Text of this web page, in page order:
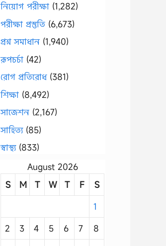
নিয়োগ পরীক্ষা (1,282)
পরীক্ষা প্রস্তুতি (6,673)
প্রশ্ন সমাধান (1,940)
রূপচর্চা (42)
রোগ প্রতিরোধ(381)
শিক্ষা (8,492)
সাজেশন (2,167)
সাহিত্য(85)
স্বাস্থ্য(833)
August 2026
S
M T W T F
S
1
2
3 4 5 6 7
8